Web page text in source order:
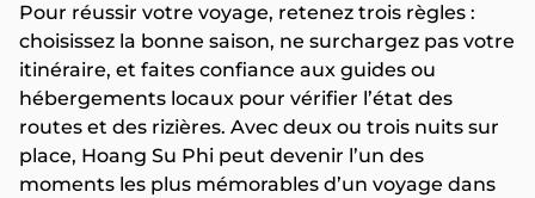
Pour réussir votre voyage, retenez trois règles :
choisissez la bonne saison, ne surchargez pas votre
itinéraire, et faites confiance aux guides ou
hébergements locaux pour vérifier l’état des
routes et des rizières. Avec deux ou trois nuits sur
place, Hoang Su Phi peut devenir l’un des
moments les plus mémorables d’un voyage dans